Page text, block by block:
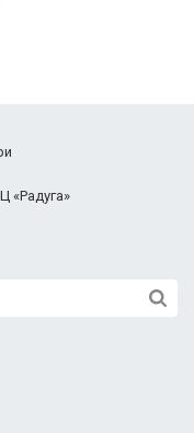
как места мало.
или коляску,
«Радуга»